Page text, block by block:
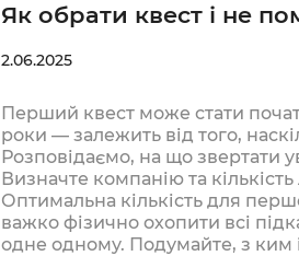
Як обрати квест і не
2.06.2025
Перший квест може стати
роки — залежить від того,
Розповідаємо, на що звертати
Визначте компанію та
Оптимальна кількість для
важко фізично охопити всі
одне одному. Подумайте, з